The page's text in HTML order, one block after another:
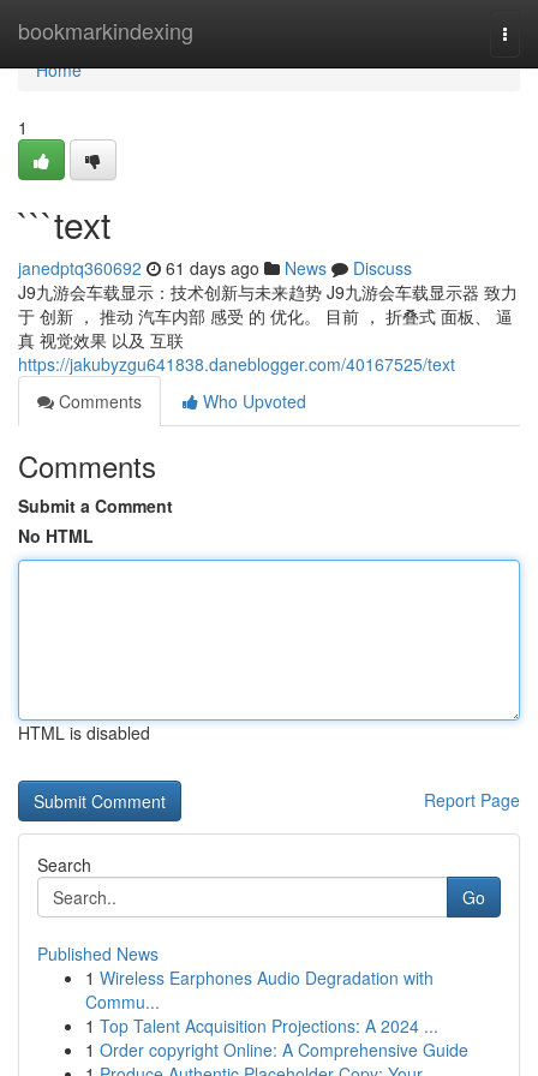
bookmarkindexing
Home
Home
1
```text
janedptq360692 61 days ago News
Discuss
J9九游会车载显示：技术创新与未来趋势 J9九游会车载显示器 致力
于 创新 ， 推动 汽车内部 感受 的 优化。 目前 ， 折叠式 面板、 逼
真 视觉效果 以及 互联
https://jakubyzgu641838.daneblogger.com/40167525/text
Comments
Who Upvoted
Comments
Submit a Comment
No HTML
HTML is disabled
Report Page
Search
Go
Published News
1 Wireless Earphones Audio Degradation with
Commu...
1 Top Talent Acquisition Projections: A 2024 ...
1 Order copyright Online: A Comprehensive Guide